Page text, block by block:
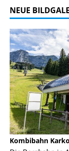
NEUE
Kombibahn